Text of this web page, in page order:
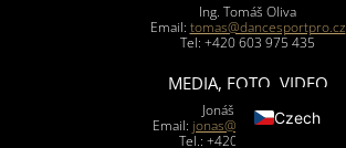
Ing. Tomáš Oliva
Email: tomas@dancesportpro.cz
Tel: +420 603 975 435
MEDIA, FOTO, VIDEO
Jonáš Tománek
Email: jonas@dancesportpro.cz
Tel.: +420 604 969 289
Czech